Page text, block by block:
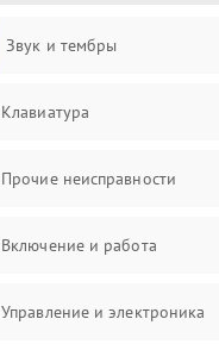
Звук и тембры
Клавиатура
Прочие неисправности
Включение и работа
Управление и электроника